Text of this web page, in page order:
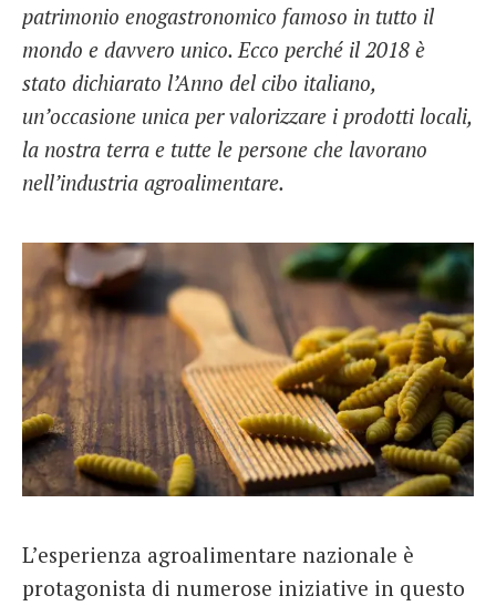
patrimonio enogastronomico famoso in tutto il
mondo e davvero unico. Ecco perché il 2018 è
stato dichiarato l’Anno del cibo italiano,
un’occasione unica per valorizzare i prodotti locali,
la nostra terra e tutte le persone che lavorano
nell’industria agroalimentare.
L’esperienza agroalimentare nazionale è
protagonista di numerose iniziative in questo